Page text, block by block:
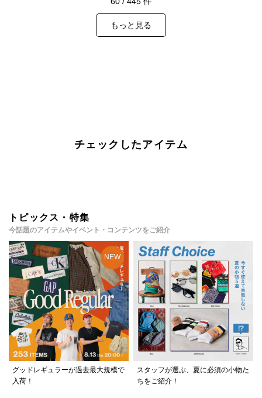
もっと見る
チェックしたアイテム
トピックス・特集
今話題のアイテムやイベント・コンテンツをご紹介
グッドレギュラーが過去最大規模で
入荷！
スタッフが選ぶ、夏に必須の小物た
ちをご紹介！